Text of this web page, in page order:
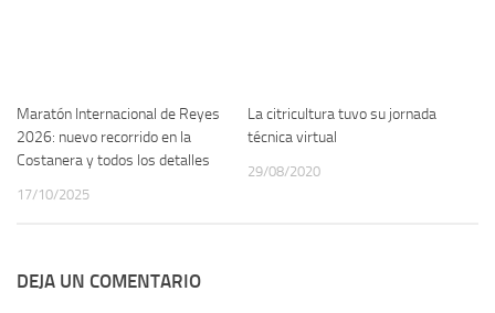
Maratón Internacional de Reyes
2026: nuevo recorrido en la
Costanera y todos los detalles
17/10/2025
La citricultura tuvo su jornada
técnica virtual
29/08/2020
DEJA UN COMENTARIO